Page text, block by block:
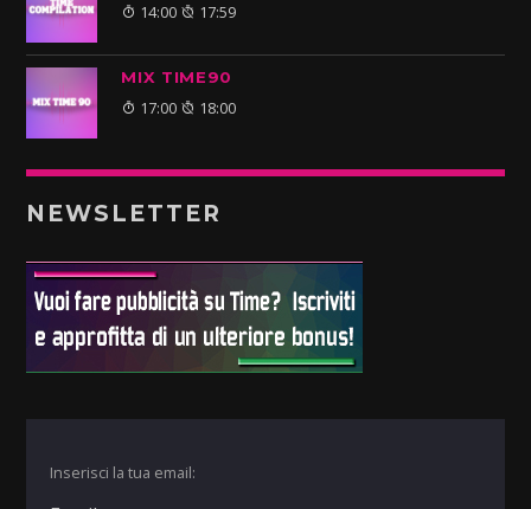
14:00 17:59
MIX TIME90
17:00 18:00
NEWSLETTER
Inserisci la tua email: